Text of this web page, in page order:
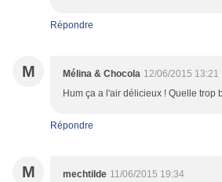
Répondre
M Mélina & Chocola 12/06/2015 13:21
Hum ça a l'air délicieux ! Quelle trop
Répondre
M mechtilde 11/06/2015 19:34